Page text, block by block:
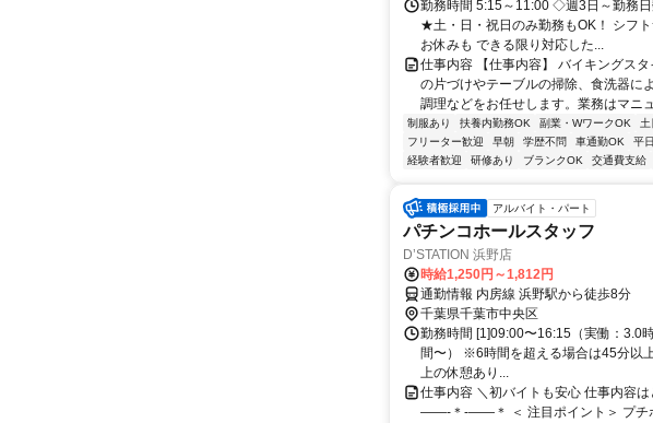
勤務時間 5:15～11:00 ◇週3日～勤務
★土・日・祝日のみ勤務もOK！ シフ
お休みも できる限り対応した...
仕事内容 【仕事内容】 バイキングス
の片づけやテーブルの掃除、食洗器に
調理などをお任せします。業務はマニ
制服あり 扶養内勤務OK 副業・WワークOK
フリーター歓迎
早朝 学歴不問 車通勤OK 平
経験者歓迎
研修あり ブランクOK 交通費支給
アルバイト・パート
パチンコホールスタッフ
D’STATION 浜野店
時給1,250円～1,812円
通勤情報 内房線 浜野駅から徒歩8分
千葉県千葉市中央区
勤務時間 [1]09:00〜16:15（実働：3.0
間〜） ※6時間を超える場合は45分以
上の休憩あり...
仕事内容 ＼初バイトも安心 仕事内
――-＊-――＊ ＜ 注目ポイント＞ プチ